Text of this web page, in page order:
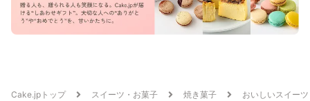
Cake.jpトップ スイーツ・お菓子 焼き菓子 おいしいスイー